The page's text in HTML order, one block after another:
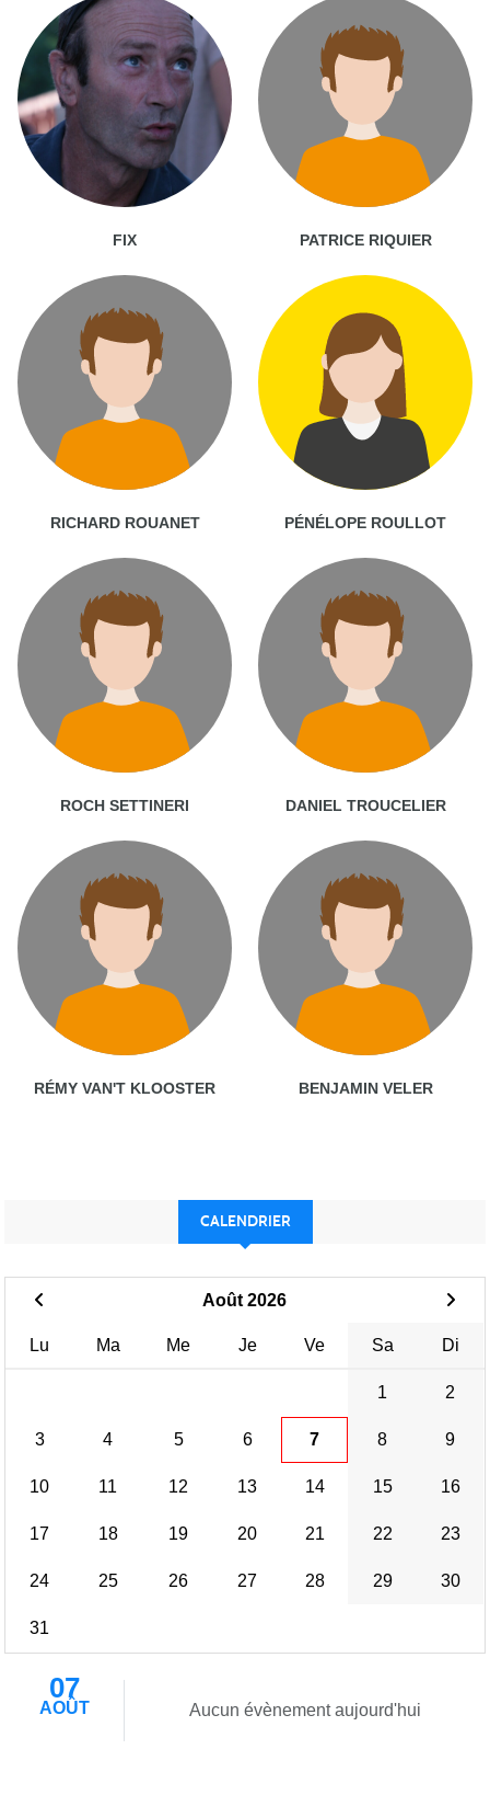
FIX PATRICE RIQUIER
RICHARD ROUANET PÉNÉLOPE ROULLOT
ROCH SETTINERI DANIEL TROUCELIER
RÉMY VAN'T KLOOSTER BENJAMIN VELER
CALENDRIER
Août 2026
Lu Ma Me Je Ve Sa Di
1 2
3 4 5 6 7 8 9
10 11 12 13 14 15 16
17 18 19 20 21 22 23
24 25 26 27 28 29 30
31
07
AOÛT Aucun évènement aujourd'hui